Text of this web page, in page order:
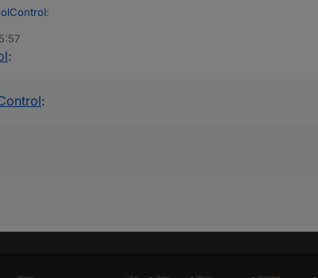
:
gleich mit in einem Zuge
:
: